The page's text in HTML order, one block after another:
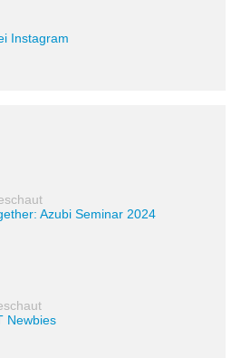
Instagram
Azubi Seminar 2024
Newbies